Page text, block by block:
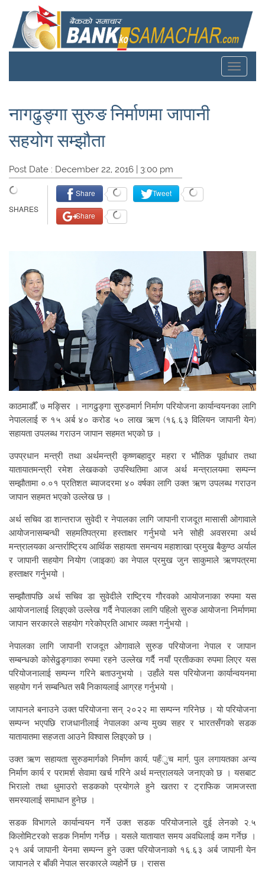
Toggle
नागढुङ्गा सुरुङ निर्माणमा जापानी
सहयोग सम्झौता
Post Date : December 22, 2016 | 3:00 pm
Share Tweet
Share
काठमाडौँ, ७ मङ्सिर । नागढुङ्गा सुरुङमार्ग निर्माण परियोजना कार्यान्वयनका लागि
नेपाललाई रु १५ अर्ब ४० करोड ५० लाख ऋण (१६.६३ विलियन जापानी येन)
सहायता उपलब्ध गराउन जापान सहमत भएको छ ।
उपप्रधान मन्त्री तथा अर्थमन्त्री कृष्णबहादुर महरा र भौतिक पूर्वाधार तथा
यातायातमन्त्री रमेश लेखकको उपस्थितिमा आज अर्थ मन्त्रालयमा सम्पन्न
सम्झौतामा ०.०१ प्रतिशत ब्याजदरमा ४० वर्षका लागि उक्त ऋण उपलब्ध गराउन
जापान सहमत भएको उल्लेख छ ।
अर्थ सचिव डा शान्तराज सुवेदी र नेपालका लागि जापानी राजदूत मासासी ओगावाले
आयोजनासम्बन्धी सहमतिपत्रमा हस्ताक्षर गर्नुभयो भने सोही अवसरमा अर्थ
मन्त्रालयका अन्तर्राष्ट्रिय आर्थिक सहायता समन्वय महाशाखा प्रमुख बैकुण्ठ अर्याल
र जापानी सहयोग नियोग (जाइका) का नेपाल प्रमुख जुन साकुमाले ऋणपत्रमा
हस्ताक्षर गर्नुभयो ।
सम्झौतापछि अर्थ सचिव डा सुवेदीले राष्ट्रिय गौरवको आयोजनाका रुपमा यस
आयोजनालाई लिइएको उल्लेख गर्दै नेपालका लागि पहिलो सुरुङ आयोजना निर्माणमा
जापान सरकारले सहयोग गरेकोप्रति आभार व्यक्त गर्नुभयो ।
नेपालका लागि जापानी राजदूत ओगावाले सुरुङ परियोजना नेपाल र जापान
सम्बन्धको कोसेढुङ्गाका रुपमा रहने उल्लेख गर्दै नयाँ प्रतीकका रुपमा लिएर यस
परियोजनालाई सम्पन्न गरिने बताउनुभयो । उहाँले यस परियोजना कार्यान्वयनमा
सहयोग गर्न सम्बन्धित सबै निकायलाई आग्रह गर्नुभयो ।
जापानले बनाउने उक्त परियोजना सन् २०२२ मा सम्पन्न गरिनेछ । यो परियोजना
सम्पन्न भएपछि राजधानीलाई नेपालका अन्य मुख्य सहर र भारतसँगको सडक
यातायातमा सहजता आउने विश्वास लिइएको छ ।
उक्त ऋण सहायता सुरुङमार्गको निर्माण कार्य, पहँुच मार्ग, पुल लगायतका अन्य
निर्माण कार्य र परामर्श सेवामा खर्च गरिने अर्थ मन्त्रालयले जनाएको छ । यसबाट
भिरालो तथा धुमाउरो सडकको प्रयोगले हुने खतरा र ट्राफिक जामजस्ता
समस्यालाई समाधान हुनेछ ।
सडक विभागले कार्यान्वयन गर्ने उक्त सडक परियोजनाले दुई लेनको २.५
किलोमिटरको सडक निर्माण गर्नेछ । यसले यातायात समय अवधिलाई कम गर्नेछ ।
२१ अर्ब जापानी येनमा सम्पन्न हुने उक्त परियोजनाको १६.६३ अर्ब जापानी येन
जापानले र बाँकी नेपाल सरकारले व्यहोर्ने छ । रासस